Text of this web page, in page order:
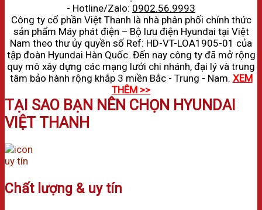
- Hotline/Zalo: 0902.56.9993
Công ty cổ phần Việt Thanh là nhà phân phối chính thức
sản phẩm Máy phát điện – Bộ lưu điện Hyundai tại Việt
Nam theo thư ủy quyền số Ref: HD-VT-LOA1905-01 của
tập đoàn Hyundai Hàn Quốc. Đến nay công ty đã mở rộng
quy mô xây dựng các mạng lưới chi nhánh, đại lý và trung
tâm bảo hành rộng khắp 3 miền Bắc - Trung - Nam. XEM
THÊM >>
TẠI SAO BẠN NÊN CHỌN HYUNDAI
VIỆT THANH
Chất lượng & uy tín